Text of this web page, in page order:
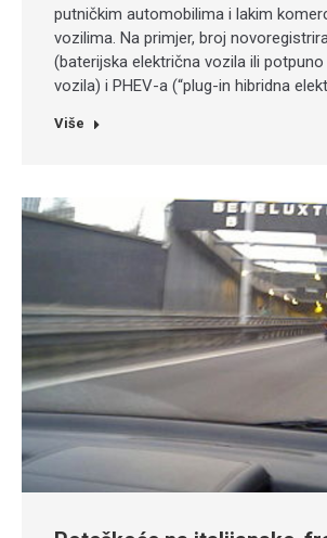
putničkim automobilima i lakim
vozilima. Na primjer, broj
(baterijska električna vozila ili
vozila) i PHEV-a (“plug-in hibridna
Više